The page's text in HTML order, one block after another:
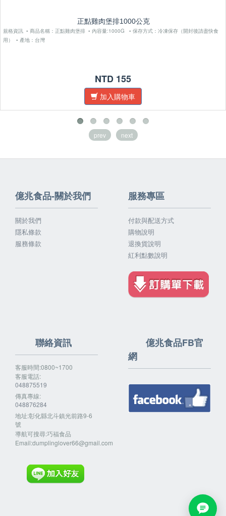
正點雞肉堡排1000公克
規格資訊 • 商品名稱：正點雞肉堡排 • 內容量:1000G • 保存方式：冷凍保存（開封後請盡快食
用） • 產地：台灣
NTD 155
加入購物車
prev next
億兆食品-關於我們
關於我們
隱私條款
服務條款
服務專區
付款與配送方式
購物說明
退換貨說明
紅利點數說明
聯絡資訊
客服時間:0800~1700
客服電話:
048875519
傳真專線:
048876284
地址:彰化縣北斗鎮光前路9-6
號
導航可搜尋:巧福食品
Email:dumplinglover66@gmail.com
億兆食品FB官
網